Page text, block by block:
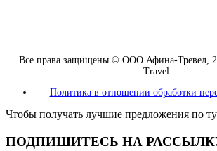
Все права защищены © ООО Афина-Тревел,
Travel.
Политика в отношении обработки
Чтобы получать лучшие предложения по
ПОДПИШИТЕСЬ НА